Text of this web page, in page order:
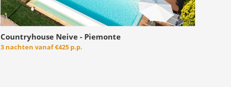
Countryhouse Neive - Piemonte
3 nachten vanaf€425 p.p.